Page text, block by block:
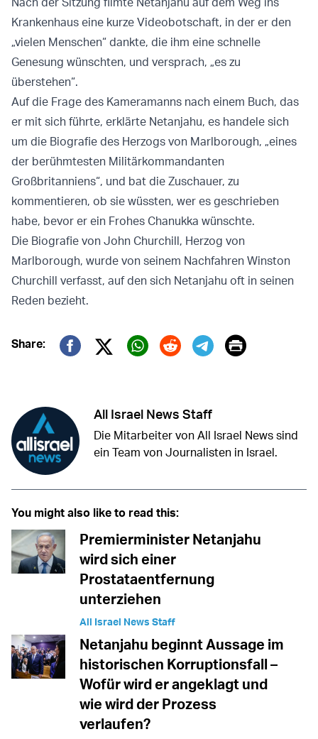
Krankenhaus eine kurze Videobotschaft, in der er den
„vielen Menschen“ dankte, die ihm eine schnelle
Genesung wünschten, und versprach, „es zu
überstehen“.
Auf die Frage des Kameramanns nach einem Buch, das
er mit sich führte, erklärte Netanjahu, es handele sich
um die Biografie des Herzogs von Marlborough, „eines
der berühmtesten Militärkommandanten
Großbritanniens“, und bat die Zuschauer, zu
kommentieren, ob sie wüssten, wer es geschrieben
habe, bevor er ein Frohes Chanukka wünschte.
Die Biografie von John Churchill, Herzog von
Marlborough, wurde von seinem Nachfahren Winston
Churchill verfasst, auf den sich Netanjahu oft in seinen
Reden bezieht.
Share:
Twitter (X)
Print
All Israel News Staff
Die Mitarbeiter von All Israel News sind
ein Team von Journalisten in Israel.
You might also like to read this:
Premierminister Netanjahu
wird sich einer
Prostataentfernung
unterziehen
All Israel News Staff
Netanjahu beginnt Aussage im
historischen Korruptionsfall –
Wofür wird er angeklagt und
wie wird der Prozess
verlaufen?